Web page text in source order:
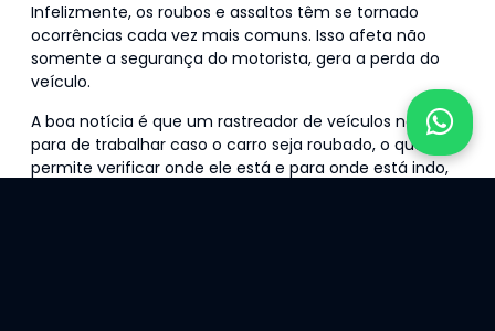
Infelizmente, os roubos e assaltos têm se tornado
ocorrências cada vez mais comuns. Isso afeta não
somente a segurança do motorista, gera a perda do
veículo.
A boa notícia é que um rastreador de veículos não
para de trabalhar caso o carro seja roubado, o que
permite verificar onde ele está e para onde está indo,